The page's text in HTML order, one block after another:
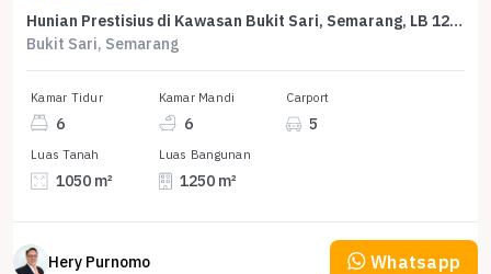
Hunian Prestisius di Kawasan Bukit Sari, Semarang, LB 1250m², Harga 13 Miliar
Bukit Sari, Semarang
Kamar Tidur
6
Kamar Mandi
6
Carport
5
Luas Tanah
1050 m²
Luas Bangunan
1250 m²
Hery Purnomo Whatsapp